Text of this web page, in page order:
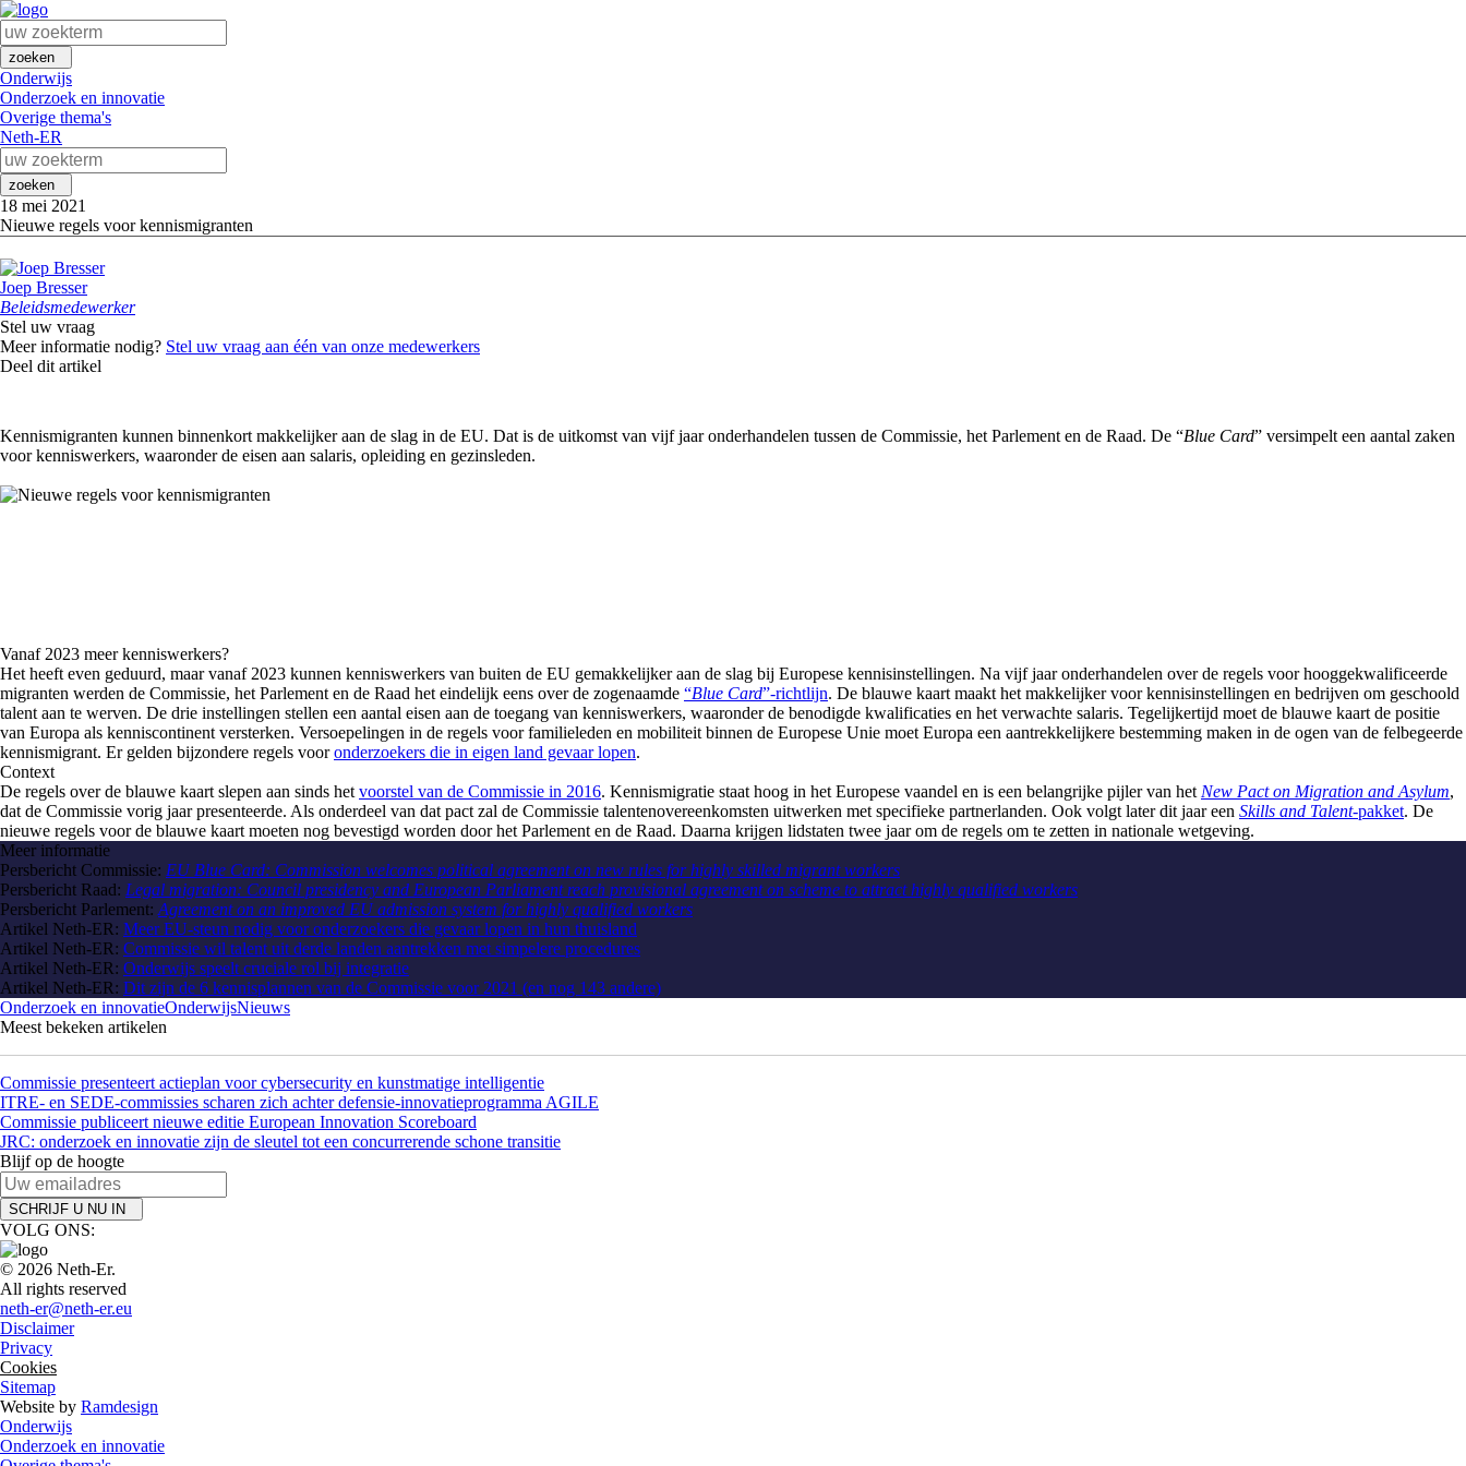
zoeken
Onderwijs
Onderzoek en innovatie
Overige thema's
Neth-ER
zoeken
18 mei 2021
Nieuwe regels voor kennismigranten
Joep Bresser
Beleidsmedewerker
Stel uw vraag
Meer informatie nodig? Stel uw vraag aan één van onze medewerkers
Deel dit artikel
Kennismigranten kunnen binnenkort makkelijker aan de slag in de EU. Dat is de uitkomst van vijf jaar onderhandelen tussen de Commissie, het Parlement en de Raad. De “Blue Card” versimpelt een aantal zaken
voor kenniswerkers, waaronder de eisen aan salaris, opleiding en gezinsleden.
Vanaf 2023 meer kenniswerkers?
Het heeft even geduurd, maar vanaf 2023 kunnen kenniswerkers van buiten de EU gemakkelijker aan de slag bij Europese kennisinstellingen. Na vijf jaar onderhandelen over de regels voor hooggekwalificeerde
migranten werden de Commissie, het Parlement en de Raad het eindelijk eens over de zogenaamde “Blue Card”-richtlijn. De blauwe kaart maakt het makkelijker voor kennisinstellingen en bedrijven om geschoold
talent aan te werven. De drie instellingen stellen een aantal eisen aan de toegang van kenniswerkers, waaronder de benodigde kwalificaties en het verwachte salaris. Tegelijkertijd moet de blauwe kaart de positie
van Europa als kenniscontinent versterken. Versoepelingen in de regels voor familieleden en mobiliteit binnen de Europese Unie moet Europa een aantrekkelijkere bestemming maken in de ogen van de felbegeerde
kennismigrant. Er gelden bijzondere regels vooronderzoekers die in eigen land gevaar lopen.
Context
De regels over de blauwe kaart slepen aan sinds het voorstel van de Commissie in 2016. Kennismigratie staat hoog in het Europese vaandel en is een belangrijke pijler van het New Pact on Migration and Asylum,
dat de Commissie vorig jaar presenteerde. Als onderdeel van dat pact zal de Commissie talentenovereenkomsten uitwerken met specifieke partnerlanden. Ook volgt later dit jaar een Skills and Talent-pakket. De
nieuwe regels voor de blauwe kaart moeten nog bevestigd worden door het Parlement en de Raad. Daarna krijgen lidstaten twee jaar om de regels om te zetten in nationale wetgeving.
Meer informatie
Persbericht Commissie: EU Blue Card: Commission welcomes political agreement on new rules for highly skilled migrant workers
Persbericht Raad: Legal migration: Council presidency and European Parliament reach provisional agreement on scheme to attract highly qualified workers
Persbericht Parlement: Agreement on an improved EU admission system for highly qualified workers
Artikel Neth-ER: Meer EU-steun nodig voor onderzoekers die gevaar lopen in hun thuisland
Artikel Neth-ER: Commissie wil talent uit derde landen aantrekken met simpelere procedures
Artikel Neth-ER: Onderwijs speelt cruciale rol bij integratie
Artikel Neth-ER: Dit zijn de 6 kennisplannen van de Commissie voor 2021 (en nog 143 andere)
Onderzoek en innovatieOnderwijsNieuws
Meest bekeken artikelen
Commissie presenteert actieplan voor cybersecurity en kunstmatige intelligentie
ITRE- en SEDE-commissies scharen zich achter defensie-innovatieprogramma AGILE
Commissie publiceert nieuwe editie European Innovation Scoreboard
JRC: onderzoek en innovatie zijn de sleutel tot een concurrerende schone transitie
Blijf op de hoogte
SCHRIJF U NU IN
VOLG ONS:
© 2026 Neth-Er.
All rights reserved
neth-er@neth-er.eu
Disclaimer
Privacy
Cookies
Sitemap
Website by Ramdesign
Onderwijs
Onderzoek en innovatie